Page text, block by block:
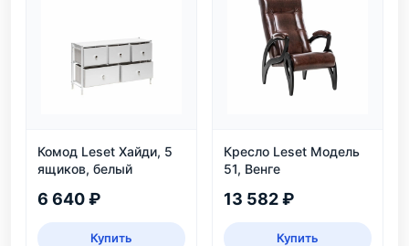
Комод Leset Хайди, 5
ящиков, белый
6 640 ₽
Купить
Кресло Leset Модель
51, Венге
13 582 ₽
Купить